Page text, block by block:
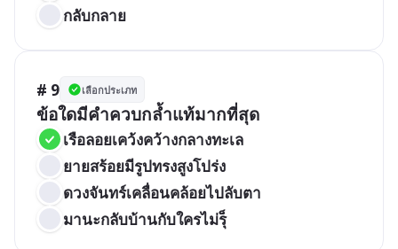
กลับกลาย
# 9 เลือกประเภท
ข้อใดมีคำควบกล้ำแท้มากที่สุด
เรือลอยเคว้งคว้างกลางทะเล
ยายสร้อยมีรูปทรงสูงโปร่ง
ดวงจันทร์เคลื่อนคล้อยไปลับตา
มานะกลับบ้านกับใครไม่รุ็